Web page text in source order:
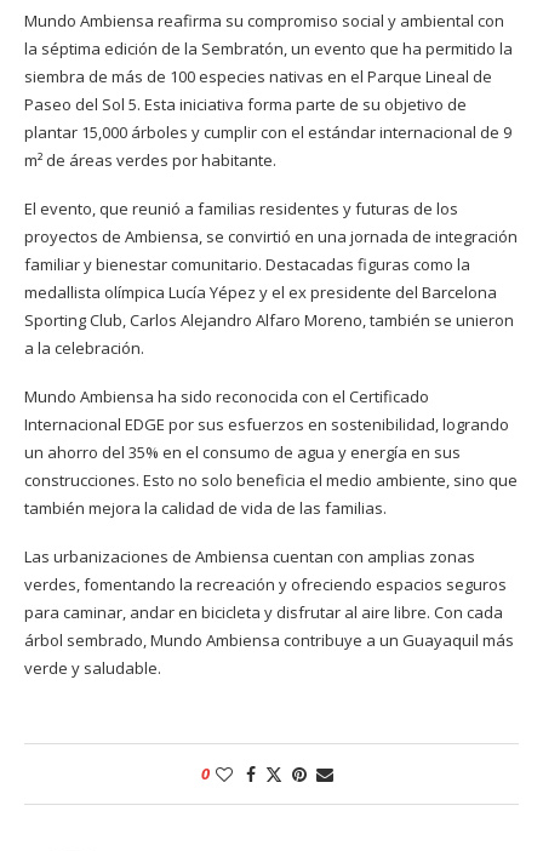
Mundo Ambiensa reafirma su compromiso social y ambiental con
la séptima edición de la Sembratón, un evento que ha permitido la
siembra de más de 100 especies nativas en el Parque Lineal de
Paseo del Sol 5. Esta iniciativa forma parte de su objetivo de
plantar 15,000 árboles y cumplir con el estándar internacional de 9
m² de áreas verdes por habitante.
El evento, que reunió a familias residentes y futuras de los
proyectos de Ambiensa, se convirtió en una jornada de integración
familiar y bienestar comunitario. Destacadas figuras como la
medallista olímpica Lucía Yépez y el ex presidente del Barcelona
Sporting Club, Carlos Alejandro Alfaro Moreno, también se unieron
a la celebración.
Mundo Ambiensa ha sido reconocida con el Certificado
Internacional EDGE por sus esfuerzos en sostenibilidad, logrando
un ahorro del 35% en el consumo de agua y energía en sus
construcciones. Esto no solo beneficia el medio ambiente, sino que
también mejora la calidad de vida de las familias.
Las urbanizaciones de Ambiensa cuentan con amplias zonas
verdes, fomentando la recreación y ofreciendo espacios seguros
para caminar, andar en bicicleta y disfrutar al aire libre. Con cada
árbol sembrado, Mundo Ambiensa contribuye a un Guayaquil más
verde y saludable.
0